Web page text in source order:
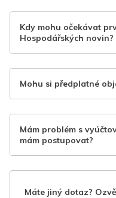
Kdy mohu očekávat
Hospodářských novin?
Mohu si předplatné
Mám problém s
mám postupovat?
Máte jiný dotaz?